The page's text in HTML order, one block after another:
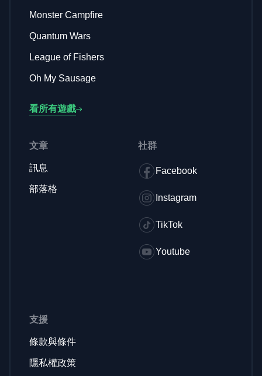
Monster Campfire
Quantum Wars
League of Fishers
Oh My Sausage
看所有遊戲
文章
訊息
部落格
社群
Facebook
Instagram
TikTok
Youtube
支援
條款與條件
隱私權政策